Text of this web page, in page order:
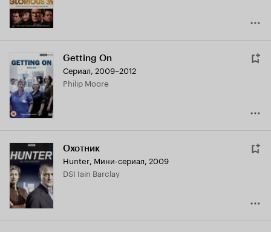
Getting On
Сериал, 2009–2012
Philip Moore
Охотник
Hunter, Мини-сериал, 2009
DSI Iain Barclay